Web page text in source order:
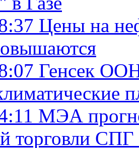
Цены на
Генсек ООН
МЭА
торговли СПГ